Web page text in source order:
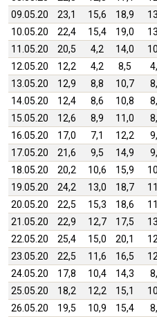
09.05.20
23,1 15,6 18,9
10.05.20
22,4 15,4 19,0
11.05.20
20,5 4,2 14,0
12.05.20
12,2 4,2 8,5
13.05.20
12,9 8,8 10,7
14.05.20
12,4 8,6 10,8
15.05.20
12,6 8,9 11,0
16.05.20
17,0 7,1 12,2
17.05.20
21,6 9,5 14,9
18.05.20
20,2 10,6 15,9
19.05.20
24,2 13,0 18,7
20.05.20
22,5 15,3 18,6
21.05.20
22,9 12,7 17,5
22.05.20
25,4 15,0 20,1
23.05.20
22,5 11,6 16,5
24.05.20
17,8 10,4 14,3
25.05.20
18,2 12,2 15,1
26.05.20
19,5 10,9 15,4